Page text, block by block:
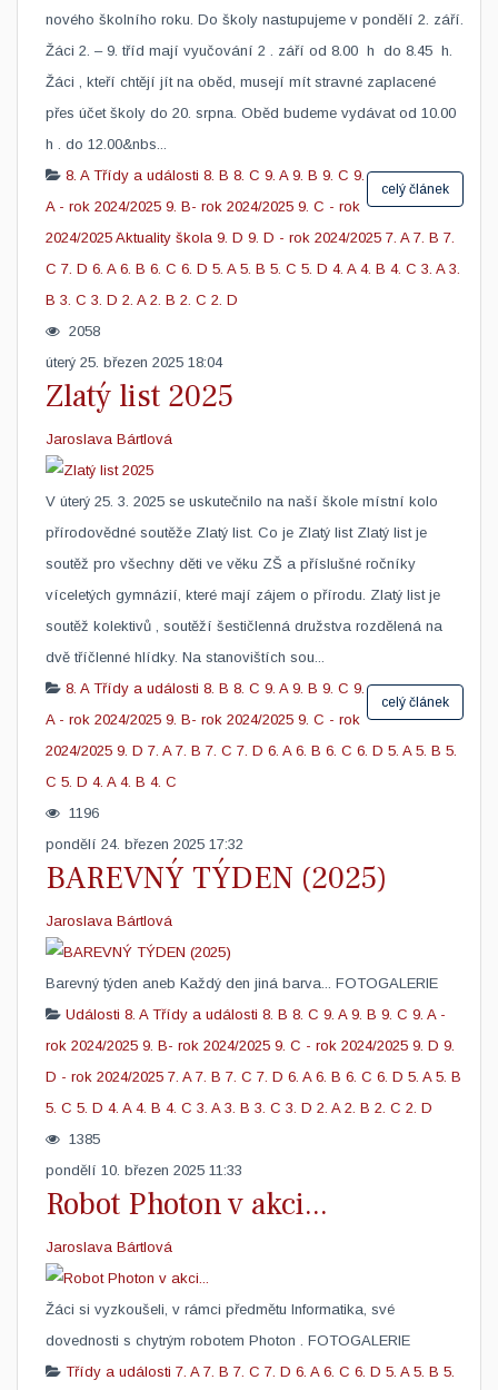
nového školního roku. Do školy nastupujeme v pondělí 2. září.
Žáci 2. – 9. tříd mají vyučování 2 . září od 8.00 h do 8.45 h.
Žáci , kteří chtějí jít na oběd, musejí mít stravné zaplacené
přes účet školy do 20. srpna. Oběd budeme vydávat od 10.00
h . do 12.00&nbs...
celý článek
8. A Třídy a události 8. B 8. C 9. A 9. B 9. C 9.
A - rok 2024/2025 9. B- rok 2024/2025 9. C - rok
2024/2025 Aktuality škola 9. D 9. D - rok 2024/2025 7. A 7. B 7.
C 7. D 6. A 6. B 6. C 6. D 5. A 5. B 5. C 5. D 4. A 4. B 4. C 3. A 3.
B 3. C 3. D 2. A 2. B 2. C 2. D
2058
úterý 25. březen 2025 18:04
Zlatý list 2025
Jaroslava Bártlová
V úterý 25. 3. 2025 se uskutečnilo na naší škole místní kolo
přírodovědné soutěže Zlatý list. Co je Zlatý list Zlatý list je
soutěž pro všechny děti ve věku ZŠ a příslušné ročníky
víceletých gymnázií, které mají zájem o přírodu. Zlatý list je
soutěž kolektivů , soutěží šestičlenná družstva rozdělená na
dvě tříčlenné hlídky. Na stanovištích sou...
celý článek
8. A Třídy a události 8. B 8. C 9. A 9. B 9. C 9.
A - rok 2024/2025 9. B- rok 2024/2025 9. C - rok
2024/2025 9. D 7. A 7. B 7. C 7. D 6. A 6. B 6. C 6. D 5. A 5. B 5.
C 5. D 4. A 4. B 4. C
1196
pondělí 24. březen 2025 17:32
BAREVNÝ TÝDEN (2025)
Jaroslava Bártlová
​Barevný týden aneb Každý den jiná barva... FOTOGALERIE
Události 8. A Třídy a události 8. B 8. C 9. A 9. B 9. C 9. A -
rok 2024/2025 9. B- rok 2024/2025 9. C - rok 2024/2025 9. D 9.
D - rok 2024/2025 7. A 7. B 7. C 7. D 6. A 6. B 6. C 6. D 5. A 5. B
5. C 5. D 4. A 4. B 4. C 3. A 3. B 3. C 3. D 2. A 2. B 2. C 2. D
1385
pondělí 10. březen 2025 11:33
Robot Photon v akci...
Jaroslava Bártlová
Žáci si vyzkoušeli, v rámci předmětu Informatika, své
dovednosti s chytrým robotem Photon . FOTOGALERIE
Třídy a události 7. A 7. B 7. C 7. D 6. A 6. C 6. D 5. A 5. B 5.